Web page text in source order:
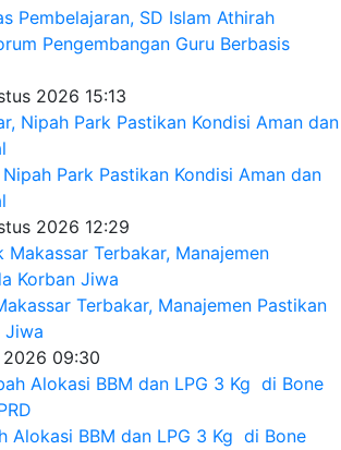
Pembelajaran, SD Islam Athirah
Pengembangan Guru Berbasis
2026 15:13
Park Pastikan Kondisi Aman dan
2026 12:29
Terbakar, Manajemen Pastikan
Jiwa
2026 09:30
Alokasi BBM dan LPG 3 Kg di Bone